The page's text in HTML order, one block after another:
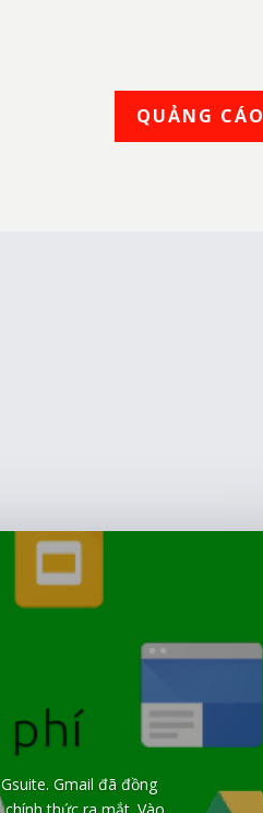
QUẢNG CÁO
phí
Gmail đã đồng